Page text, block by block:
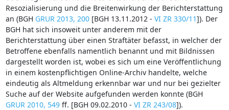
Resozialisierung und die Breitenwirkung der Berichterstattung
an (BGH GRUR 2013, 200[BGH 13.11.2012 - VI ZR 330/11]). Der
BGH hat sich insoweit unter anderem mit der
Berichterstattung über einen Straftäter befasst, in welcher der
Betroffene ebenfalls namentlich benannt und mit Bildnissen
dargestellt worden ist, wobei es sich um eine Veröffentlichung
in einem kostenpflichtigen Online-Archiv handelte, welche
eindeutig als Altmeldung erkennbar war und nur bei gezielter
Suche auf der Website aufgefunden werden konnte (BGH
GRUR 2010, 549ff. [BGH 09.02.2010 - VI ZR 243/08]).